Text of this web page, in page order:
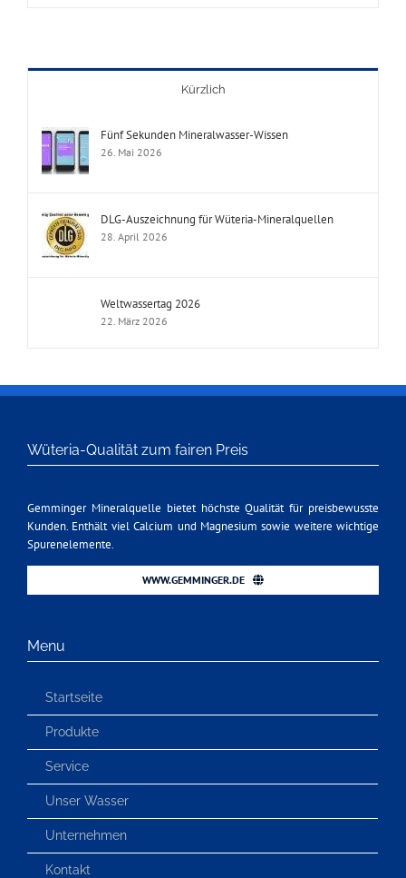
Kürzlich
Fünf Sekunden Mineralwasser-Wissen
26. Mai 2026
DLG-Auszeichnung für Wüteria-Mineralquellen
28. April 2026
Weltwassertag 2026
22. März 2026
Wüteria-Qualität zum fairen Preis
Gemminger Mineralquelle bietet höchste Qualität für preisbewusste
Kunden. Enthält viel Calcium und Magnesium sowie weitere wichtige
Spurenelemente.
WWW.GEMMINGER.DE
Menu
Startseite
Produkte
Service
Unser Wasser
Unternehmen
Kontakt